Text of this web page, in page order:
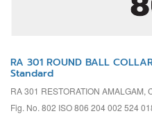
RA 301 ROUND BALL
Standard
RA 301 RESTORATION AMALGAM,
Fig. No. 802 ISO 806 204 002 524